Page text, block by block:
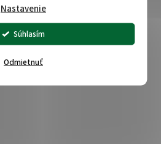
Nastavenie
Odmietnuť
Súhlasím